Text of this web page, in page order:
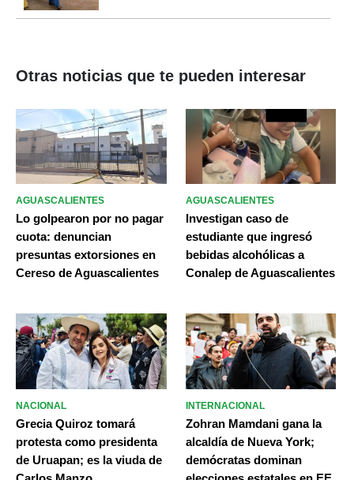
Otras noticias que te pueden interesar
AGUASCALIENTES
Lo golpearon por no pagar
cuota: denuncian
presuntas extorsiones en
Cereso de Aguascalientes
AGUASCALIENTES
Investigan caso de
estudiante que ingresó
bebidas alcohólicas a
Conalep de Aguascalientes
NACIONAL
Grecia Quiroz tomará
protesta como presidenta
de Uruapan; es la viuda de
INTERNACIONAL
Zohran Mamdani gana la
alcaldía de Nueva York;
demócratas dominan